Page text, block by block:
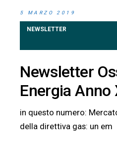
5 MARZO 2019
NEWSLETTER
Newsletter
Energia Anno
in questo numero: Mercato elettrico La revisione
della direttiva gas: un em